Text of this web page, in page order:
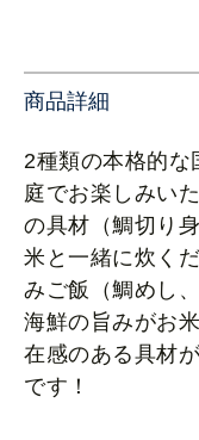
商品詳細
2種類の本格的な
庭でお楽しみい
の具材（鯛切り
米と一緒に炊く
みご飯（鯛めし
海鮮の旨みがお
在感のある具材
です！